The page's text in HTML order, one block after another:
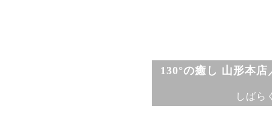
130°の癒し 山形本
しばら